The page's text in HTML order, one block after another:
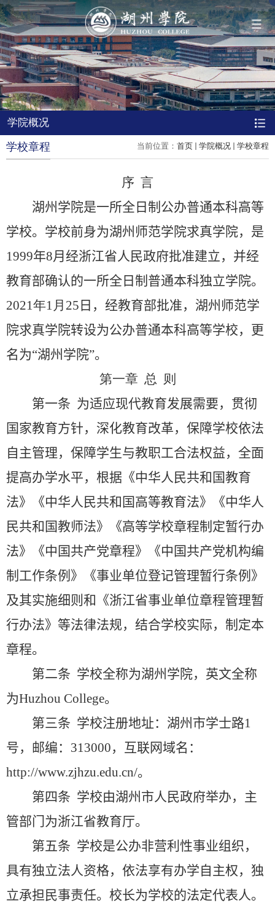
导航
学院概况
组织机构
科学研究
队伍建设
合作交流
信息服务
链接
教务管理
学校邮箱
领导信箱
语言
学院概况
当前位置： 首页 学院概况 学校章程
学校章程
序 言
湖州学院是一所全日制公办普通本科高等
学校。学校前身为湖州师范学院求真学院，是
1999年8月经浙江省人民政府批准建立，并经
教育部确认的一所全日制普通本科独立学院。
2021年1月 25 日 ，经教育部批准，湖州师范学
院求真学院转设为公办普通本科高等学校，更
名为“湖州学院”。
第一章 总 则
第一条 为适应现代教育发展需要，贯彻
国家教育方针，深化教育改革，保障学校依法
自主管理，保障学生与教职工合法权益，全面
提高办学水平，根据《中华人民共和国教育
法》
《中华人民共和国高等教育法》《中华人
民共和国教师法》《高等学校章程制定暂行办
法》《中国共产党章程》《中国共产党机构编
制工作条例》《事业单位登记管理暂行条例》
及其实施细则和《浙江省事业单位章程管理暂
行办法》 等法律法规， 结合学校实际，制定本
章程。
第二条 学校全称为湖州学院，英文全称
为Huzhou College。
第三条 学校注册地址：湖州市学士路1
号，邮编： 313000，互联网域名：
http://www.zjhzu.edu.cn/。
第四条 学校由湖州市人民政府举办， 主
管部门为浙江省教育厅。
第五条 学校是公办非营利性事业组织，
具有独立法人资格，依法享有办学自主权，独
立承担民事责任。校长为学校的法定代表人。